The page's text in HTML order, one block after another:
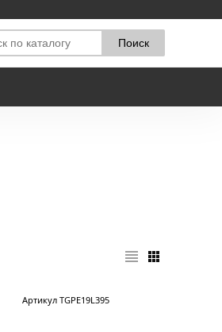
Артикул TGPE19L395